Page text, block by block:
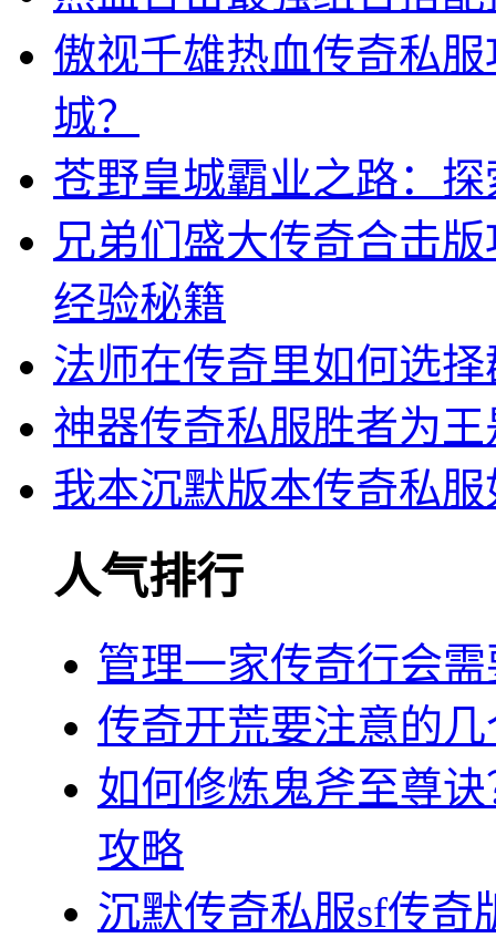
傲视千雄热血传奇私
城？
苍野皇城霸业之路：
兄弟们盛大传奇合击
经验秘籍
法师在传奇里如何选
神器传奇私服胜者为
我本沉默版本传奇私
人气排行
管理一家传奇行会
传奇开荒要注意的
如何修炼鬼斧至尊
攻略
沉默传奇私服sf传奇